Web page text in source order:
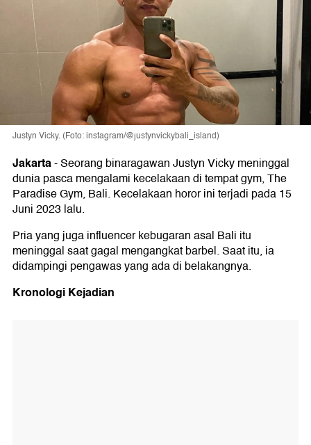
Justyn Vicky. (Foto: instagram/@justynvickybali_island)
Jakarta-Seorang binaragawan Justyn Vicky meninggal
dunia pasca mengalami kecelakaan di tempat gym, The
Paradise Gym, Bali. Kecelakaan horor ini terjadi pada 15
Juni 2023 lalu.
Pria yang juga influencer kebugaran asal Bali itu
meninggal saat gagal mengangkat barbel. Saat itu, ia
didampingi pengawas yang ada di belakangnya.
Kronologi Kejadian